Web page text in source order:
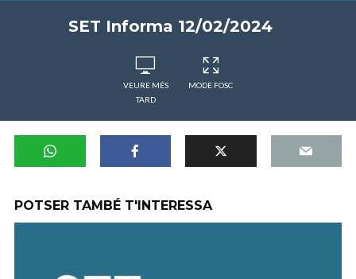
SET Informa 12/02/2024
VEURE MÉS
TARD
MODE FOSC
POTSER TAMBÉ T'INTERESSA